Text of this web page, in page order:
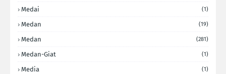
Medai (1)
Medan (19)
Medan (281)
Medan-Giat (1)
Media (1)